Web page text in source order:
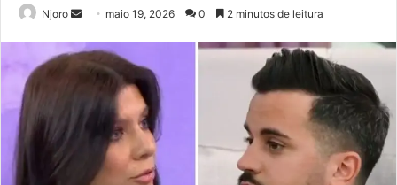
Njoro
Mande
e-
maio 19, 2026 0 2 minutos de leitura